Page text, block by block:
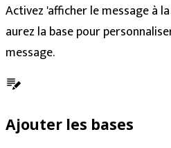
Activez 'afficher le message à
aurez la base pour
message.
Ajouter les bases